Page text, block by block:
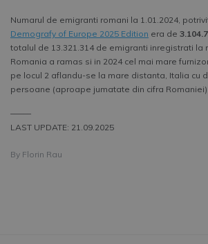
Numarul de emigranti romani la 1.01.2024,
Demografy of Europe 2025 Edition era de
totalul de 13.321.314 de emigranti inregistrati la
Romania a ramas si in 2024 cel mai mare
pe locul 2 aflandu-se la mare distanta, Italia cu
persoane (aproape jumatate din cifra Romaniei)
–––––
LAST UPDATE: 21.09.2025
By Florin Rau